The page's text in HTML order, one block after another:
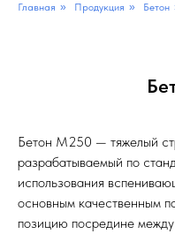
Главная » Продукция » Бетон
Бетон М250 — тяжелый
разрабатываемый по
использования
основным качественным
позицию посредине